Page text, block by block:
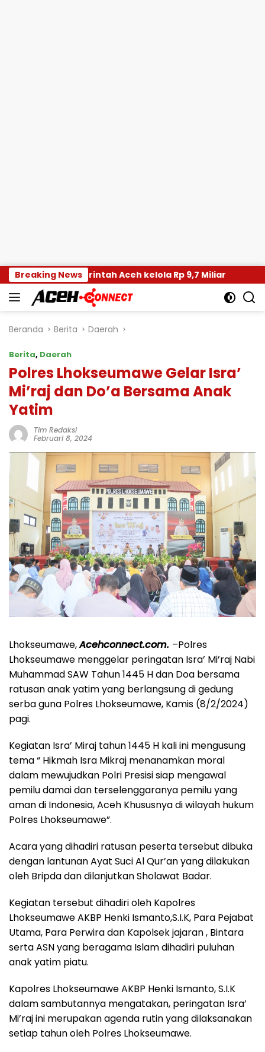
Langsung
ke
konten
Breaking NewsAceh kelola Rp 9,7 Miliar Disdik Dayah
Beranda Berita Daerah
Berita, Daerah
Polres Lhokseumawe Gelar Isra’
Mi’raj dan Do’a Bersama Anak
Yatim
Tim Redaksi
Februari 8, 2024
Lhokseumawe,Acehconnect.com. –Polres
Lhokseumawe menggelar peringatan Isra’ Mi’raj Nabi
Muhammad SAW Tahun 1445 H dan Doa bersama
ratusan anak yatim yang berlangsung di gedung
serba guna Polres Lhokseumawe, Kamis (8/2/2024)
pagi.
Kegiatan Isra’ Miraj tahun 1445 H kali ini mengusung
tema “ Hikmah Isra Mikraj menanamkan moral
dalam mewujudkan Polri Presisi siap mengawal
pemilu damai dan terselenggaranya pemilu yang
aman di Indonesia, Aceh Khususnya di wilayah hukum
Polres Lhokseumawe”.
Acara yang dihadiri ratusan peserta tersebut dibuka
dengan lantunan Ayat Suci Al Qur’an yang dilakukan
oleh Bripda dan dilanjutkan Sholawat Badar.
Kegiatan tersebut dihadiri oleh Kapolres
Lhokseumawe AKBP Henki Ismanto,S.I.K, Para Pejabat
Utama, Para Perwira dan Kapolsek jajaran , Bintara
serta ASN yang beragama Islam dihadiri puluhan
anak yatim piatu.
Kapolres Lhokseumawe AKBP Henki Ismanto, S.I.K
dalam sambutannya mengatakan, peringatan Isra’
Mi’raj ini merupakan agenda rutin yang dilaksanakan
setiap tahun oleh Polres Lhokseumawe.